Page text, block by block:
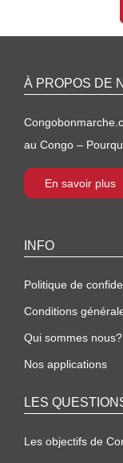
À PROPOS DE
au Congo –
En savoir plus
INFO
Politique de
Conditions
Qui sommes nous?
Nos applications
LES
Les objectifs de